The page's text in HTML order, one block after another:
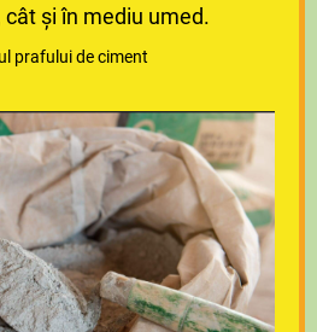
și în mediu umed.
prafului de ciment